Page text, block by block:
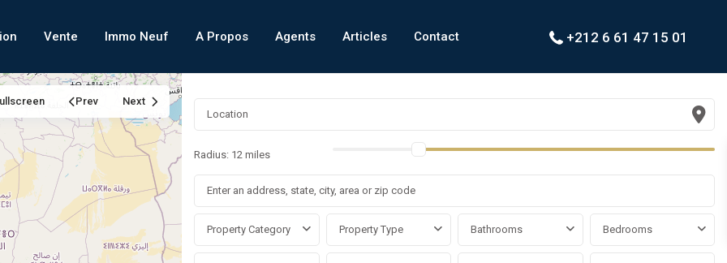
Vente Immo Neuf A Propos Agents Articles Contact +212 6 61 47 15 01
Prev Next
Radius: 12 miles
Property Category Property Type Bathrooms Bedrooms